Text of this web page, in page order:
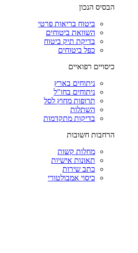
הבסיס הנכון
ביטוח בריאות פרטי
השוואת ביטוחים
בדיקת תיק ביטוח
כפל ביטוחים
כיסויים רפואיים
ניתוחים בארץ
ניתוחים בחו"ל
תרופות מחוץ לסל
השתלות
בדיקות מתקדמות
הרחבות חשובות
מחלות קשות
תאונות אישיות
כתב שירות
כיסוי אמבולטורי